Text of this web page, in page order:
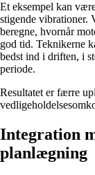
Et eksempel kan
stigende vibrationer.
beregne, hvornår
god tid. Teknikerne
bedst ind i driften, i
periode.
Resultatet er færre
Integration
planlægning